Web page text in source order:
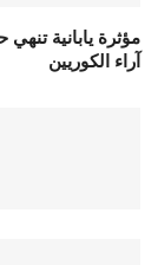
مؤثرة يابانية
آراء الكوريين